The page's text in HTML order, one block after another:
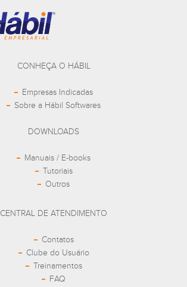
CONHEÇA O HÁBIL
Empresas Indicadas
Sobre a Hábil Softwares
DOWNLOADS
Manuais / E-books
Tutoriais
Outros
CENTRAL DE ATENDIMENTO
Contatos
Clube do Usuário
Treinamentos
FAQ